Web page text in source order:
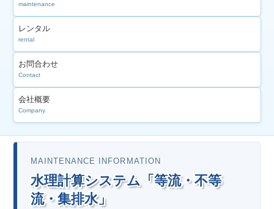
maintenance
レンタル
rental
お問合わせ
Contact
会社概要
Company
MAINTENANCE INFORMATION
水理計算システム「等流・不等
流・集排水」